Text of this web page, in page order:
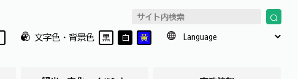
文字色・背景色 黒 白 黄